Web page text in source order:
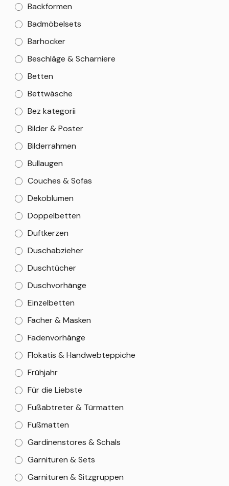
Backformen
Badmöbelsets
Barhocker
Beschläge & Scharniere
Betten
Bettwäsche
Bez kategorii
Bilder & Poster
Bilderrahmen
Bullaugen
Couches & Sofas
Dekoblumen
Doppelbetten
Duftkerzen
Duschabzieher
Duschtücher
Duschvorhänge
Einzelbetten
Fächer & Masken
Fadenvorhänge
Flokatis & Handwebteppiche
Frühjahr
Für die Liebste
Fußabtreter & Türmatten
Fußmatten
Gardinenstores & Schals
Garnituren & Sets
Garnituren & Sitzgruppen